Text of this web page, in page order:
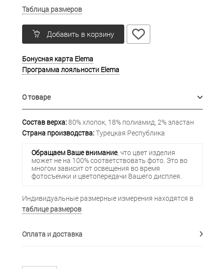
Таблица размеров
Добавить в корзину
Бонусная карта Elema
Программа лояльности Elema
О товаре
Состав верха:80% хлопок, 18% полиамид, 2% эластан
Страна производства:Турецкая Республика
Обращаем Ваше внимание, что цвет изделия
может не на 100% соответствовать фото. Это во
многом зависит от освещения во время
фотосъемки и цветопередачи Вашего дисплея.
Индивидуальные размерные измерения находятся в
таблице размеров
Оплата и доставка